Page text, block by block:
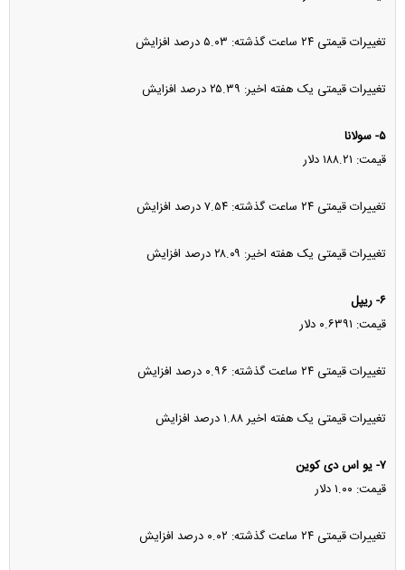
تغییرات قیمتی ۲۴ ساعت گذشته: ۵.۰۳ درصد افزایش
تغییرات قیمتی یک هفته اخیر: ۲۵.۳۹ درصد افزایش
۵- سولانا
قیمت: ۱۸۸.۲۱ دلار
تغییرات قیمتی ۲۴ ساعت گذشته: ۷.۵۴ درصد افزایش
تغییرات قیمتی یک هفته اخیر: ۲۸.۰۹ درصد افزایش
۶- ریپل
قیمت: ۰.۶۳۹۱ دلار
تغییرات قیمتی ۲۴ ساعت گذشته: ۰.۹۶ درصد افزایش
تغییرات قیمتی یک هفته اخیر ۱.۸۸ درصد افزایش
۷- یو اس دی کوین
قیمت: ۱.۰۰ دلار
تغییرات قیمتی ۲۴ ساعت گذشته: ۰.۰۲ درصد افزایش